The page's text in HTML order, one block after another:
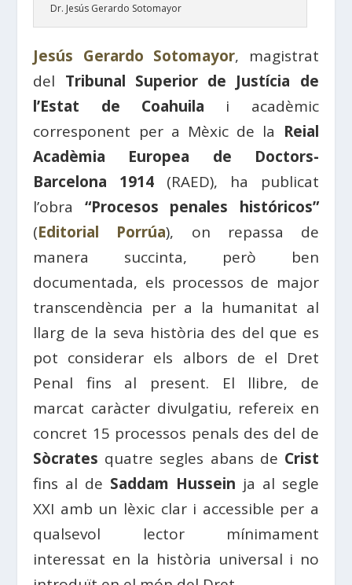
Dr. Jesús Gerardo Sotomayor
Jesús Gerardo Sotomayor, magistrat
del Tribunal Superior de Justícia de
l’Estat de Coahuila i acadèmic
corresponent per a Mèxic de la Reial
Acadèmia Europea de Doctors-
Barcelona 1914 (RAED), ha publicat
l’obra “Procesos penales históricos”
(Editorial Porrúa), on repassa de
manera succinta, però ben
documentada, els processos de major
transcendència per a la humanitat al
llarg de la seva història des del que es
pot considerar els albors de el Dret
Penal fins al present. El llibre, de
marcat caràcter divulgatiu, refereix en
concret 15 processos penals des del de
Sòcrates quatre segles abans de Crist
fins al de Saddam Hussein ja al segle
XXI amb un lèxic clar i accessible per a
qualsevol lector mínimament
interessat en la història universal i no